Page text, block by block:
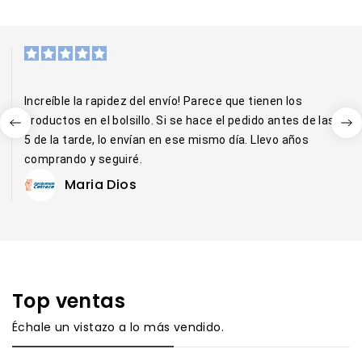
Increíble la rapidez del envío! Parece que tienen los
productos en el bolsillo. Si se hace el pedido antes de las
5 de la tarde, lo envían en ese mismo día. Llevo años
comprando y seguiré.
Maria Dios
Top ventas
Échale un vistazo a lo más vendido.